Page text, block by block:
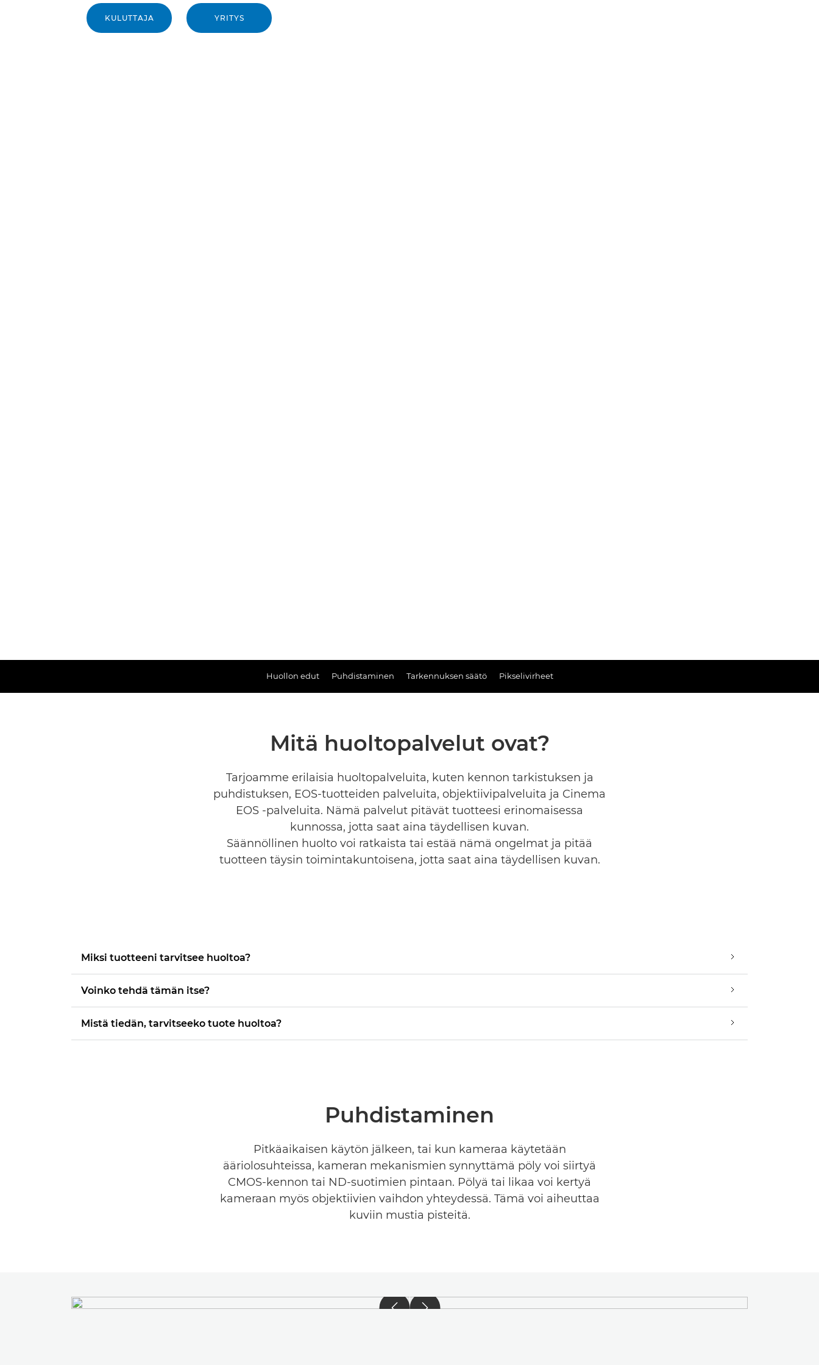
KULUTTAJA YRITYS
Huollon edut Puhdistaminen Tarkennuksen säätö Pikselivirheet
Mitä huoltopalvelut ovat?
Tarjoamme erilaisia huoltopalveluita, kuten kennon tarkistuksen ja
puhdistuksen, EOS-tuotteiden palveluita, objektiivipalveluita ja Cinema
EOS -palveluita. Nämä palvelut pitävät tuotteesi erinomaisessa
kunnossa, jotta saat aina täydellisen kuvan.
Säännöllinen huolto voi ratkaista tai estää nämä ongelmat ja pitää
tuotteen täysin toimintakuntoisena, jotta saat aina täydellisen kuvan.
Miksi tuotteeni tarvitsee huoltoa?
Voinko tehdä tämän itse?
Mistä tiedän, tarvitseeko tuote huoltoa?
Puhdistaminen
Pitkäaikaisen käytön jälkeen, tai kun kameraa käytetään
ääriolosuhteissa, kameran mekanismien synnyttämä pöly voi siirtyä
CMOS-kennon tai ND-suotimien pintaan. Pölyä tai likaa voi kertyä
kameraan myös objektiivien vaihdon yhteydessä. Tämä voi aiheuttaa
kuviin mustia pisteitä.